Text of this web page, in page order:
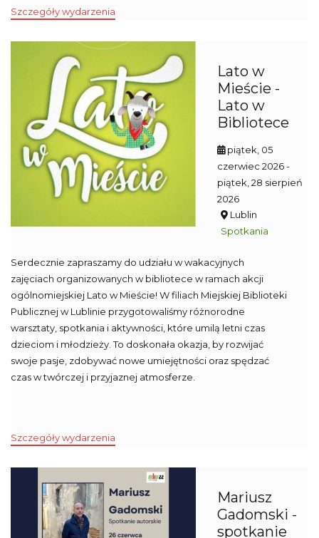
Szczegóły wydarzenia
Lato w
Mieście -
Lato w
Bibliotece
piątek, 05
czerwiec 2026-
piątek, 28 sierpień
2026
Lublin
Spotkania
Serdecznie zapraszamy do udziału w wakacyjnych
zajęciach organizowanych w bibliotece w ramach akcji
ogólnomiejskiej Lato w Mieście! W filiach Miejskiej Biblioteki
Publicznej w Lublinie przygotowaliśmy różnorodne
warsztaty, spotkania i aktywności, które umilą letni czas
dzieciom i młodzieży. To doskonała okazja, by rozwijać
swoje pasje, zdobywać nowe umiejętności oraz spędzać
czas w twórczej i przyjaznej atmosferze.
Szczegóły wydarzenia
Mariusz
Gadomski -
spotkanie